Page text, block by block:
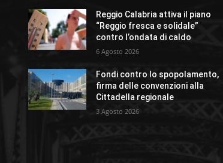
Reggio Calabria attiva il piano
“Reggio fresca e solidale”
contro l’ondata di caldo
6 Agosto 2026
Fondi contro lo spopolamento,
firma delle convenzioni alla
Cittadella regionale
3 Agosto 2026